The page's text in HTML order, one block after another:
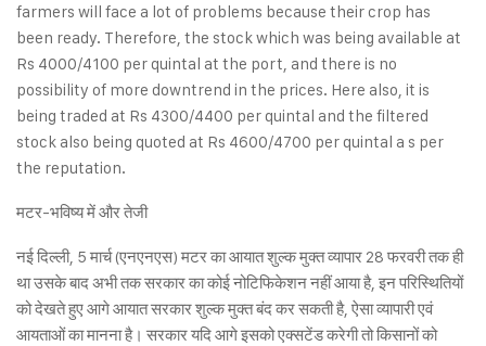
farmers will face a lot of problems because their crop has
been ready. Therefore, the stock which was being available at
Rs 4000/4100 per quintal at the port, and there is no
possibility of more downtrend in the prices. Here also, it is
being traded at Rs 4300/4400 per quintal and the filtered
stock also being quoted at Rs 4600/4700 per quintal a s per
the reputation.
मटर-भविष्य में और तेजी
नई दिल्ली, 5 मार्च (एनएनएस) मटर का आयात शुल्क मुक्त व्यापार 28 फरवरी तक ही
था उसके बाद अभी तक सरकार का कोई नोटिफिकेशन नहीं आया है, इन परिस्थितियों
को देखते हुए आगे आयात सरकार शुल्क मुक्त बंद कर सकती है, ऐसा व्यापारी एवं
आयताओं का मानना है। सरकार यदि आगे इसको एक्सटेंड करेगी तो किसानों को